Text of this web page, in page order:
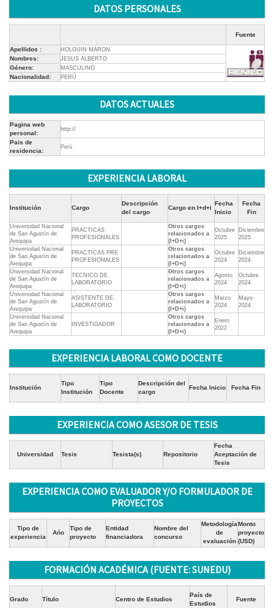
DATOS PERSONALES
Fuente
Apellidos : HOLGUIN MARON
Nombres: JESUS ALBERTO
Género: MASCULINO
Nacionalidad: PERÚ
DATOS ACTUALES
Pagina web
personal:
http://
Pais de
residencia:
Perú
EXPERIENCIA LABORAL
Institución Cargo
Descripción
del cargo
Cargo en I+d+i
Fecha
Inicio
Fecha
Fin
Universidad Nacional
de San Agustín de
Arequipa
PRACTICAS
PROFESIONALES
Otros cargos
relacionados a
(I+D+i)
Octubre
2025
Diciembre
2025
Universidad Nacional
de San Agustín de
Arequipa
PRACTICAS PRE
PROFESIONALES
Otros cargos
relacionados a
(I+D+i)
Octubre
2024
Diciembre
2024
Universidad Nacional
de San Agustín de
Arequipa
TECNICO DE
LABORATORIO
Otros cargos
relacionados a
(I+D+i)
Agosto
2024
Octubre
2024
Universidad Nacional
de San Agustín de
Arequipa
ASISTENTE DE
LABORATORIO
Otros cargos
relacionados a
(I+D+i)
Marzo
2024
Mayo
2024
Universidad Nacional
de San Agustín de
Arequipa
INVESTIGADOR
Otros cargos
relacionados a
(I+D+i)
Enero
2022
EXPERIENCIA LABORAL COMO DOCENTE
Institución
Tipo
Institución
Tipo
Docente
Descripción del
cargo
Fecha Inicio Fecha Fin
EXPERIENCIA COMO ASESOR DE TESIS
Universidad Tesis Tesista(s) Repositorio
Fecha
Aceptación de
Tesis
EXPERIENCIA COMO EVALUADOR Y/O FORMULADOR DE
PROYECTOS
Tipo de
experiencia
Ańo
Tipo de
proyecto
Entidad
financiadora
Nombre del
concurso
Metodología
de
evaluación
Monto
proyecto
(USD)
FORMACIÓN ACADÉMICA (FUENTE: SUNEDU)
Grado Título Centro de Estudios
País de
Estudios
Fuente